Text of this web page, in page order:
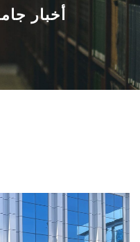
أخبار